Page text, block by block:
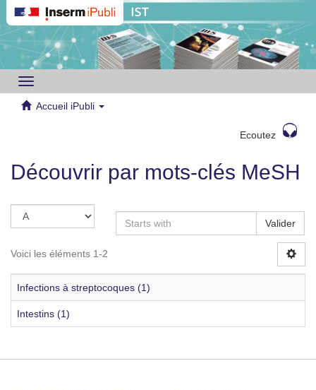
Toggle
navigation
Accueil iPubli
Ecoutez
Découvrir par mots-clés MeSH
Valider
Voici les éléments 1-2
Infections à streptocoques (1)
Intestins (1)